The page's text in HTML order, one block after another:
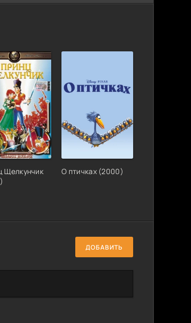
Щелкунчик
О птичках (2000)
ДОБАВИТЬ